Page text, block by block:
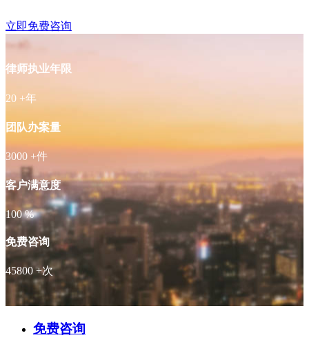
立即免费咨询
律师执业年限
20 +年
团队办案量
3000 +件
客户满意度
100 %
免费咨询
45800 +次
免费咨询